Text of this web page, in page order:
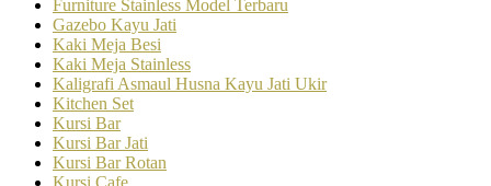
Furniture Stainless Model Terbaru
Gazebo Kayu Jati
Kaki Meja Besi
Kaki Meja Stainless
Kaligrafi Asmaul Husna Kayu Jati Ukir
Kitchen Set
Kursi Bar
Kursi Bar Jati
Kursi Bar Rotan
Kursi Cafe